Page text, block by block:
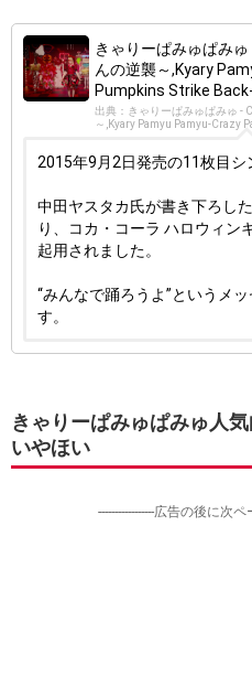
きゃりーぱみゅぱみ
んの逆襲～,Kyary
Pumpkins Strike
出典：きゃりーぱみゅぱみゅ -
～,Kyary Pamyu Pamyu-Crazy
2015年9月2日発売の11枚目シ
中田ヤスタカ氏が書き下ろし
り、コカ・コーラ ハロウィン
起用されました。
“みんなで踊ろうよ”というメ
す。
きゃりーぱみゅぱみゅ人
いやほい
-----------------広告の後に次